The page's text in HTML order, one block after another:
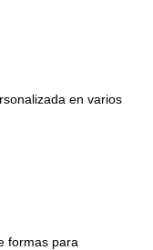
en varios
formas para